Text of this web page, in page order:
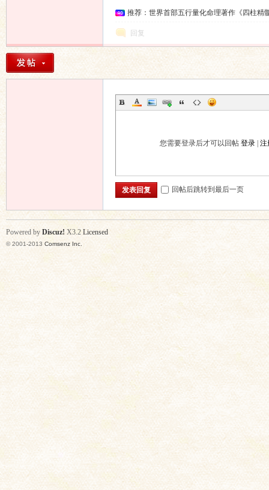
推荐：世界首部五行量化命理著作《四柱精
回复
您需要登录后才可以回帖 登录 注
发表回复 回帖后跳转到最后一页
Powered by Discuz! X3.2 Licensed
© 2001-2013 Comsenz Inc.